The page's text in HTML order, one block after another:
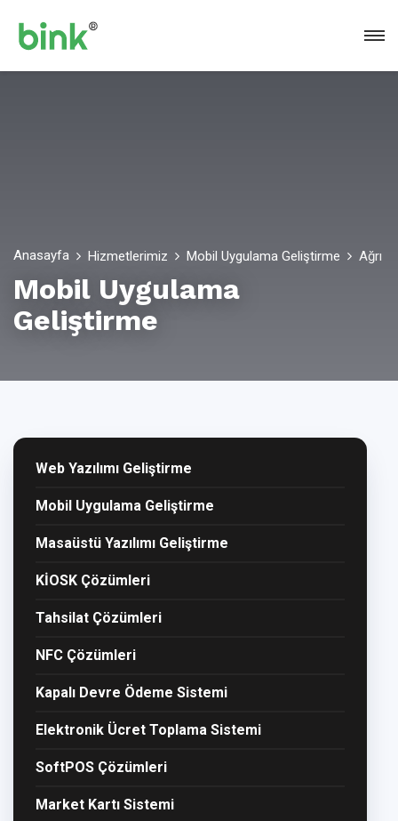
Anasayfa Hizmetlerimiz Mobil Uygulama Geliştirme Ağrı
Mobil Uygulama
Geliştirme
Web Yazılımı Geliştirme
Mobil Uygulama Geliştirme
Masaüstü Yazılımı Geliştirme
KİOSK Çözümleri
Tahsilat Çözümleri
NFC Çözümleri
Kapalı Devre Ödeme Sistemi
Elektronik Ücret Toplama Sistemi
SoftPOS Çözümleri
Market Kartı Sistemi